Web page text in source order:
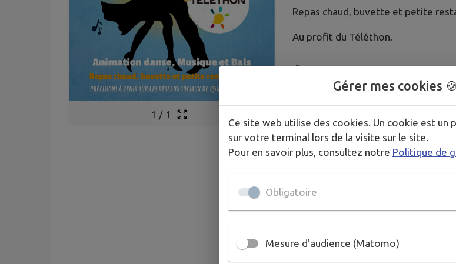
1 / 1
Repas chaud, buvette et petite
Au profit du Téléthon.
Télécharger la pièce jointe
Gérer mes cookies 🍪
Ce site web utilise des cookies. Un cookie est un
sur votre terminal lors de la visite sur le site.
Pour en savoir plus, consultez notre Politique de
Obligatoire
Mesure d'audience (Matomo)